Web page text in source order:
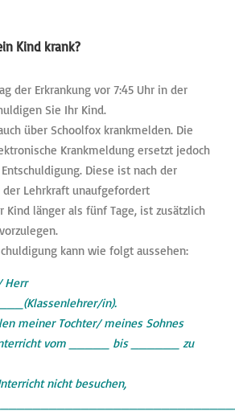
Kind krank?
der Erkrankung vor 7:45 Uhr in der
Sie Ihr Kind.
über Schoolfox krankmelden. Die
Krankmeldung ersetzt jedoch
Diese ist nach der
der Lehrkraft unaufgefordert
Kind länger als fünf Tage, ist zusätzlich
kann wie folgt aussehen:
Herr
in).
meiner Tochter/ meines Sohnes
vom _____ bis ______ zu
nicht besuchen,